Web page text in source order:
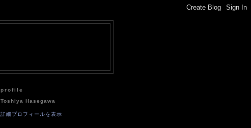
profile
Toshiya Hasegawa
詳細プロフィールを表示